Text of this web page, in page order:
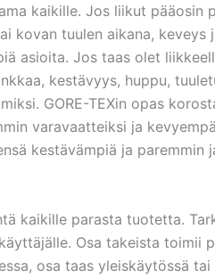
kaikille. Jos liikut pääosin
kovan tuulen aikana, keveys
asioita. Jos taas olet
kestävyys, huppu,
GORE-TEXin opas
varavaatteiksi ja
kestävämpiä ja paremmin
kaikille parasta tuotetta.
Osa takeista toimii
osa taas yleiskäytössä